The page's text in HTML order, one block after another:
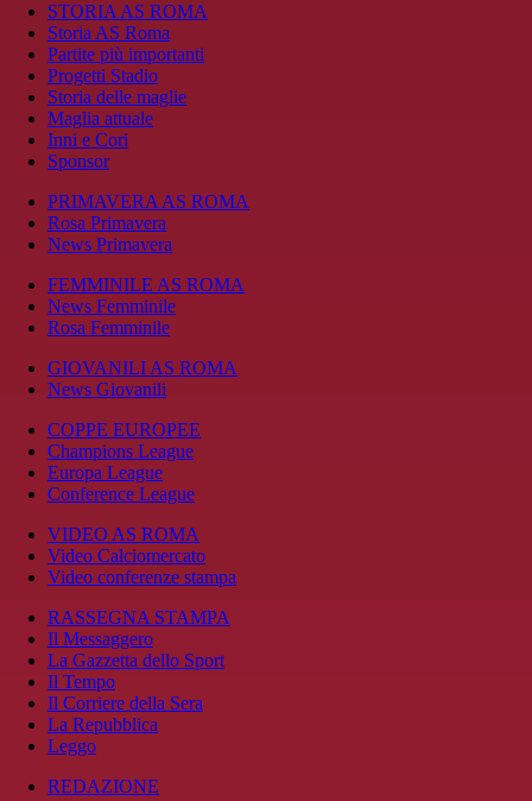
STORIA AS ROMA
Storia AS Roma
Partite più importanti
Progetti Stadio
Storia delle maglie
Maglia attuale
Inni e Cori
Sponsor
PRIMAVERA AS ROMA
Rosa Primavera
News Primavera
FEMMINILE AS ROMA
News Femminile
Rosa Femminile
GIOVANILI AS ROMA
News Giovanili
COPPE EUROPEE
Champions League
Europa League
Conference League
VIDEO AS ROMA
Video Calciomercato
Video conferenze stampa
RASSEGNA STAMPA
Il Messaggero
La Gazzetta dello Sport
Il Tempo
Il Corriere della Sera
La Repubblica
Leggo
REDAZIONE